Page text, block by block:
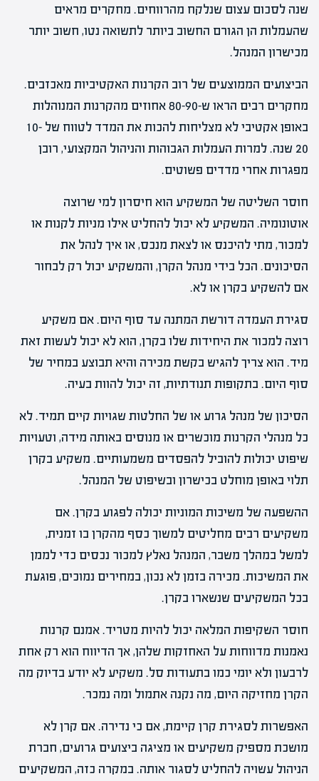
שנה לסכום עצום שנלקח מהרווחים. מחקרים מראים
שהעמלות הן הגורם החשוב ביותר לתשואה נטו, חשוב יותר
מכישרון המנהל.
הביצועים הממוצעים של רוב הקרנות האקטיביות מאכזבים.
מחקרים רבים הראו ש-80-90 אחוזים מהקרנות המנוהלות
באופן אקטיבי לא מצליחות להכות את המדד לטווח של 10-
20 שנה. למרות העמלות הגבוהות והניהול המקצועי, רובן
מפגרות אחרי מדדים פשוטים.
חוסר השליטה של המשקיע הוא חיסרון למי שרוצה
אוטונומיה. המשקיע לא יכול להחליט אילו מניות לקנות או
למכור, מתי להיכנס או לצאת מנכס, או איך לנהל את
הסיכונים. הכל בידי מנהל הקרן, והמשקיע יכול רק לבחור
אם להשקיע בקרן או לא.
סגירת העמדה דורשת המתנה עד סוף היום. אם משקיע
רוצה למכור את היחידות שלו בקרן, הוא לא יכול לעשות זאת
מיד. הוא צריך להגיש בקשת מכירה והיא תבוצע במחיר של
סוף היום. בתקופות תנודתיות, זה יכול להוות בעיה.
הסיכון של מנהל גרוע או של החלטות שגויות קיים תמיד. לא
כל מנהלי הקרנות מוכשרים או מנוסים באותה מידה, וטעויות
שיפוט יכולות להוביל להפסדים משמעותיים. משקיע בקרן
תלוי באופן מוחלט בכישרון ובשיפוט של המנהל.
ההשפעה של משיכות המוניות יכולה לפגוע בקרן. אם
משקיעים רבים מחליטים למשוך כסף מהקרן בו זמנית,
למשל במהלך משבר, המנהל נאלץ למכור נכסים כדי לממן
את המשיכות. מכירה בזמן לא נכון, במחירים נמוכים, פוגעת
בכל המשקיעים שנשארו בקרן.
חוסר השקיפות המלאה יכול להיות מטריד. אמנם קרנות
נאמנות מדווחות על האחזקות שלהן, אך הדיווח הוא רק אחת
לרבעון ולא יומי כמו בתעודות סל. משקיע לא יודע בדיוק מה
הקרן מחזיקה היום, מה נקנה אתמול ומה נמכר.
האפשרות לסגירת קרן קיימת, אם כי נדירה. אם קרן לא
מושכת מספיק משקיעים או מציגה ביצועים גרועים, חברת
הניהול עשויה להחליט לסגור אותה. במקרה כזה, המשקיעים